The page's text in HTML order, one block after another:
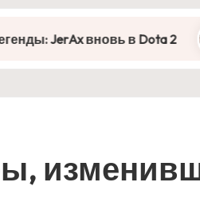
вновь в Dota 2